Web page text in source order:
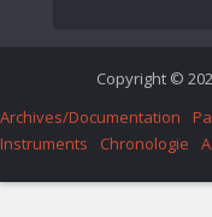
Copyright ©
Archives/Documentation
Instruments
Chronologie